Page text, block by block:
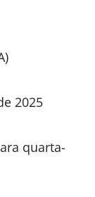
2025
quarta-